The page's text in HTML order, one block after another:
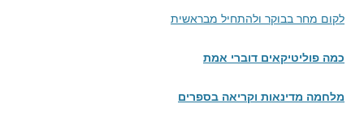
לקום מחר בבוקר ולהתחיל מבראשית
כמה פוליטיקאים דוברי אמת
מלחמה מדינאות וקריאה בספרים